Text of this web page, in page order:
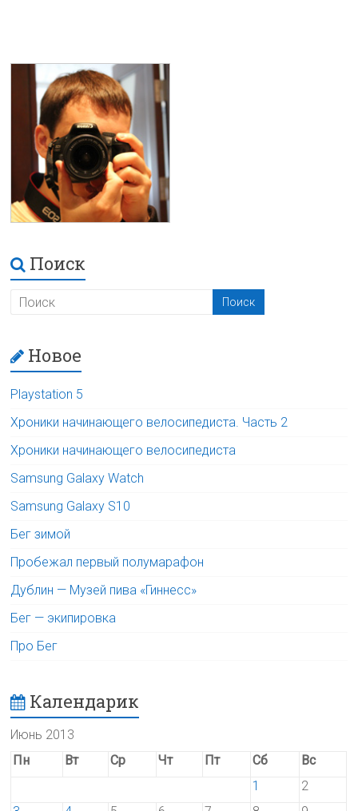
Поиск
Новое
Playstation 5
Хроники начинающего велосипедиста. Часть 2
Хроники начинающего велосипедиста
Samsung Galaxy Watch
Samsung Galaxy S10
Бег зимой
Пробежал первый полумарафон
Дублин — Музей пива «Гиннесс»
Бег — экипировка
Про Бег
Календарик
Июнь 2013
Пн
Вт Ср Чт Пт Сб
Вс
1
2